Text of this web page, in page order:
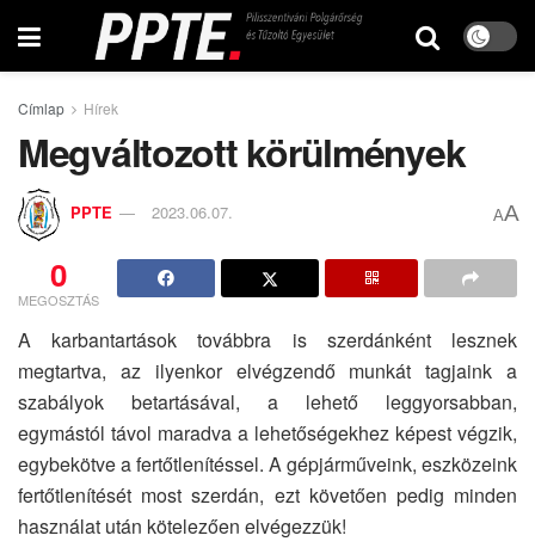
Címlap Hírek
Megváltozott körülmények
PPTE 2023.06.07. AA
0
MEGOSZTÁS
A karbantartások továbbra is szerdánként lesznek
megtartva, az ilyenkor elvégzendő munkát tagjaink a
szabályok betartásával, a lehető leggyorsabban,
egymástól távol maradva a lehetőségekhez képest végzik,
egybekötve a fertőtlenítéssel. A gépjárműveink, eszközeink
fertőtlenítését most szerdán, ezt követően pedig minden
használat után kötelezően elvégezzük!